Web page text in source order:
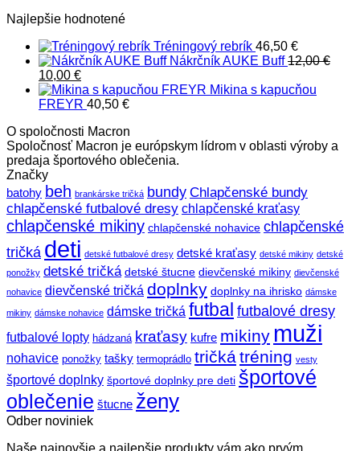
bola:
je:
Najlepšie hodnotené
Tréningový rebrík 46,50 €
Nákrčník AUKE Buff 12,00€
Pôvodná
cena
bola:
10,00 €Aktuálna
cena
je:
Mikina s kapucňou
FREYR 40,50 €
O spoločnosti Macron
Spoločnosť Macron je európskym lídrom v oblasti výroby a
predaja športového oblečenia.
Značky
batohy beh brankárske tričká bundy Chlapčenské bundy
chlapčenské futbalové dresy chlapčenské kraťasy
chlapčenské mikiny chlapčenské nohavice chlapčenské
tričká deti detské futbalové dresy detské kraťasy detské mikiny detské
ponožky detské tričká detské štucne dievčenské mikiny dievčenské
nohavice dievčenské tričká doplnky doplnky na ihrisko dámske
mikiny dámske nohavice dámske tričká futbal futbalové dresy
futbalové lopty hádzaná kraťasy kufre mikiny muži
nohavice ponožky tašky termoprádlo tričkátréning vesty
športové doplnky športové doplnky pre deti športové
oblečenie štucne ženy
Odber noviniek